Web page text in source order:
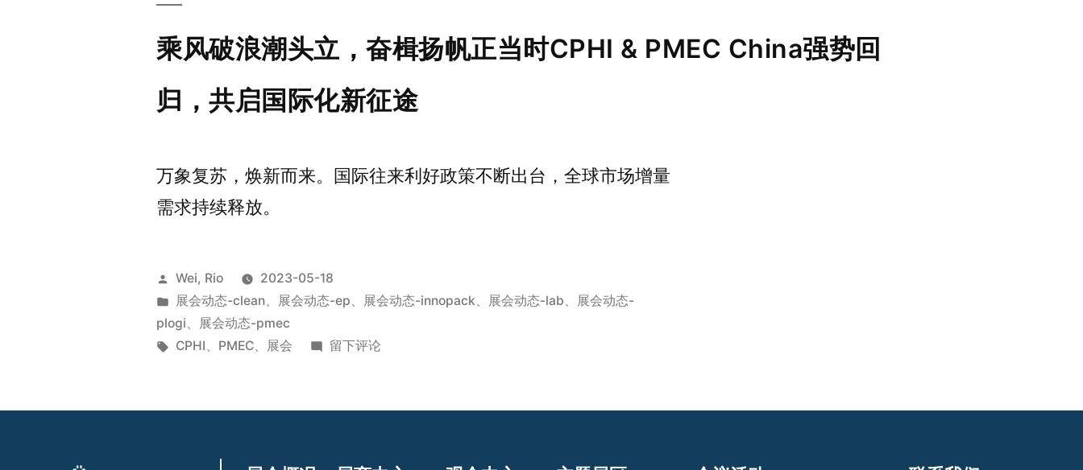
乘风破浪潮头立，奋楫扬帆正当时CPHI & PMEC China强势回
归，共启国际化新征途
万象复苏，焕新而来。国际往来利好政策不断出台，全球市场增量
需求持续释放。
Wei, Rio
2023-05-18
展会动态-clean、 展会动态-ep、 展会动态-innopack、 展会动态-lab、 展会动态-
plogi、 展会动态-pmec
CPHI、 PMEC、 展会 留下评论